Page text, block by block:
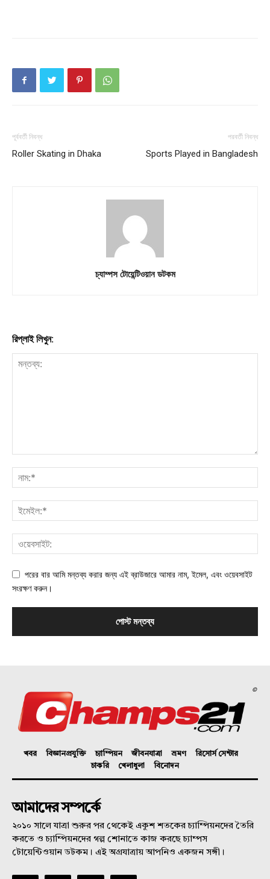
পূর্ববর্তী নিবন্ধ
Roller Skating in Dhaka
পরবর্তী নিবন্ধ
Sports Played in Bangladesh
চ্যাম্পস টোয়েন্টিওয়ান ডটকম
রিপ্লাই লিখুন:
পরের বার আমি মন্তব্য করার জন্য এই ব্রাউজারে আমার নাম, ইমেল, এবং ওয়েবসাইট
সংরক্ষণ করুন।
©
খবর বিজ্ঞানপ্রযুক্তি চ্যাম্পিয়ন জীবনযাত্রা ভ্রমণ
রিসোর্স সেন্টার
চাকরি
খেলাধুলা বিনোদন
আমাদের সম্পর্কে
২০১০ সালে যাত্রা শুরুর পর থেকেই একুশ শতকের চ্যাম্পিয়নদের তৈরি
করতে ও চ্যাম্পিয়নদের গল্প শোনাতে কাজ করছে চ্যাম্পস
টোয়েন্টিওয়ান ডটকম। এই অগ্রযাত্রায় আপনিও একজন সঙ্গী।